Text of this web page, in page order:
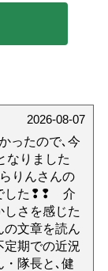
2026-08-07
ったので､今
なりました
りんさんの
した❢❢ 介
さを感じた
の文章を読ん
定期での近況
隊長と､健